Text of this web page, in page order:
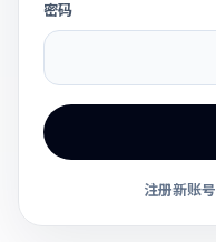
密码
注册新账号